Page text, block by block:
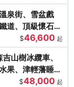
泉街、雪盆戲
道、頂級懷石料
$46,600 起
山樹冰纜車、
果、津輕藩睡魔
$48,000 起